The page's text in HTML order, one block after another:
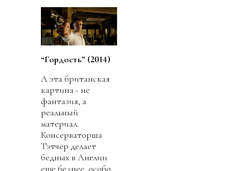
“Гордость” (2014)
А эта британская
картина - не
фантазия, а
реальный
материал.
Консерваторша
Тэтчер делает
бедных в Англии
еще беднее, особо